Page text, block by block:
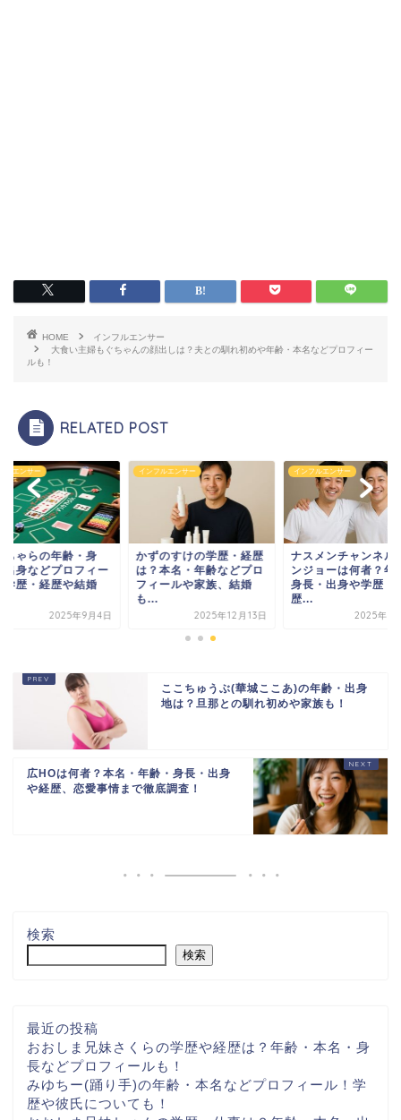
HOME
インフルエンサー
大食い主婦もぐちゃんの顔出しは？夫との馴れ初めや年齢・本名などプロフィー
ルも！
RELATED POST
ルエンサー
ちゃらの年齢・身
出身などプロフィー
学歴・経歴や結婚
2025年9月4日
インフルエンサー
かずのすけの学歴・経歴
は？本名・年齢などプロ
フィールや家族、結婚
も...
2025年12月13日
インフルエンサー
ナスメンチャンネル
ンジョーは何者？年
身長・出身や学歴・
歴...
2025年8
ここちゅうぶ(華城ここあ)の年齢・出身
地は？旦那との馴れ初めや家族も！
広HOは何者？本名・年齢・身長・出身
や経歴、恋愛事情まで徹底調査！
検索
検索
最近の投稿
おおしま兄妹さくらの学歴や経歴は？年齢・本名・身
長などプロフィールも！
みゆちー(踊り手)の年齢・本名などプロフィール！学
歴や彼氏についても！